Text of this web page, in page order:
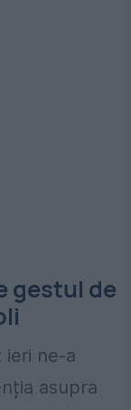
gestul de
ieri ne-a
asupra